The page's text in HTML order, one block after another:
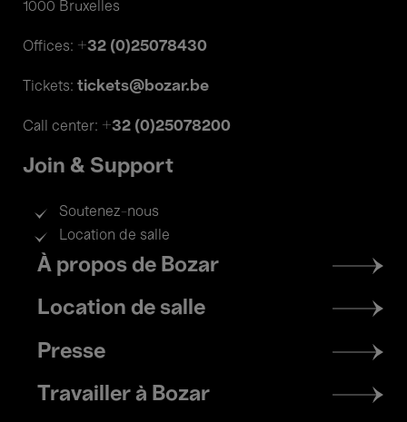
1000 Bruxelles
Offices: +32 (0)25078430
Tickets: tickets@bozar.be
Call center: +32 (0)25078200
Join & Support
Soutenez-nous
Location de salle
Footer
menu
À propos de Bozar
Location de salle
Presse
Travailler à Bozar